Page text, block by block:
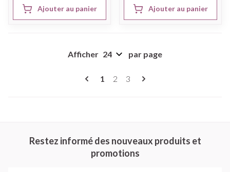
Ajouter au panier Ajouter au panier
Pages
Vous lisez actuellement la page
1 Page
2 Page
3
Afficher par page
Restez informé des nouveaux produits et
promotions